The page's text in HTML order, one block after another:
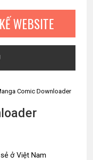
WEBSITE
Comic Downloader
ở Việt Nam